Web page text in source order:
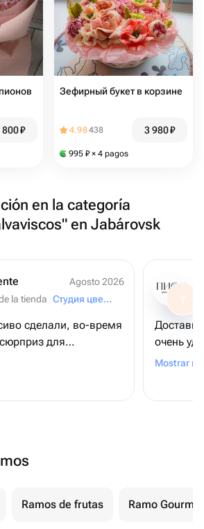
800₽
Зефирный букет в корзине
4.98438 3 980₽
995 ₽ × 4 pagos
en la categoría
en Jabárovsk
Agosto 2026
la tienda
Студия цветов «Маки»
сделали, во-время
для
И он удался!!!
T
очень
Mostrar
Ramos de frutas Ramo Gourmet